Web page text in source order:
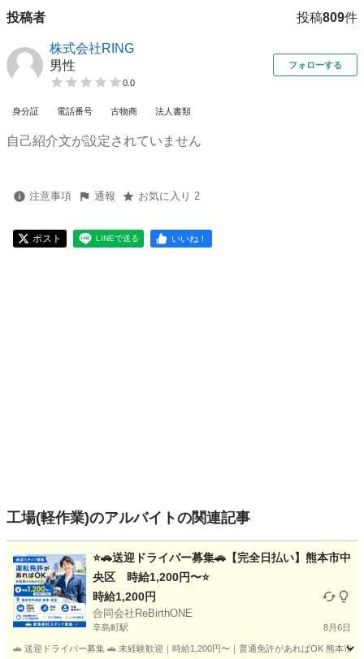
投稿者 投稿809件
株式会社RING
男性
0.0
フォローする
身分証 電話番号 古物商 法人書類
自己紹介文が設定されていません
注意事項 通報 お気に入り 2
ポスト LINEで送る いいね！
工場(軽作業)のアルバイトの関連記事
⭐🚗送迎ドライバー募集🚗【完全日払い】熊本市中
央区 時給1,200円〜⭐
時給1,200円
合同会社ReBirthONE
辛島町駅 8月6日
🚗 送迎ドライバー募集 🚗 未経験歓迎｜時給1,200円〜｜普通免許があればOK 熊本市